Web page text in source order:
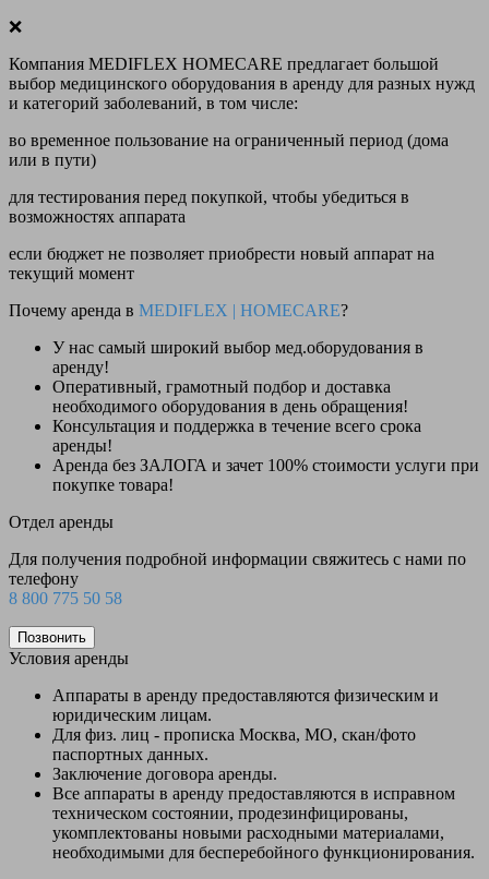
❌
Компания MEDIFLEX HOMECARE предлагает большой
выбор медицинского оборудования в аренду для разных нужд
и категорий заболеваний, в том числе:
во временное пользование на ограниченный период (дома
или в пути)
для тестирования перед покупкой, чтобы убедиться в
возможностях аппарата
если бюджет не позволяет приобрести новый аппарат на
текущий момент
Почему аренда в MEDIFLEX | HOMECARE?
У нас самый широкий выбор мед.оборудования в
аренду!
Оперативный, грамотный подбор и доставка
необходимого оборудования в день обращения!
Консультация и поддержка в течение всего срока
аренды!
Аренда без ЗАЛОГА и зачет 100% стоимости услуги при
покупке товара!
Отдел аренды
Для получения подробной информации свяжитесь с нами по
телефону
8 800 775 50 58
Позвонить
Условия аренды
Аппараты в аренду предоставляются физическим и
юридическим лицам.
Для физ. лиц - прописка Москва, МО, скан/фото
паспортных данных.
Заключение договора аренды.
Все аппараты в аренду предоставляются в исправном
техническом состоянии, продезинфицированы,
укомплектованы новыми расходными материалами,
необходимыми для бесперебойного функционирования.